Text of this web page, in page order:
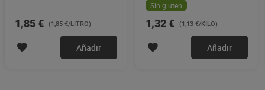
1,85 € (1,85 €/LITRO)
Añadir
Sin gluten
1,32 € (1,13 €/KILO)
Añadir